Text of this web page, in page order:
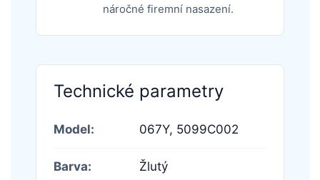
náročné firemní nasazení.
Technické parametry
Model: 067Y, 5099C002
Barva: Žlutý